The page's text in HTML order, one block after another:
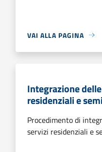
VAI ALLA PAGINA
Integrazione
residenziali e
Procedimento di
servizi residenziali e